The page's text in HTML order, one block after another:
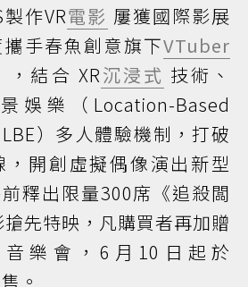
製作VR電影 屢獲國際影展
手春魚創意旗下VTuber
，結合 XR沉浸式 技術、
娛樂（Location-Based
）多人體驗機制，打破
開創虛擬偶像演出新型
釋出限量300席《追殺闆
搶先特映，凡購買者再加贈
音樂會，6月10日起於
。